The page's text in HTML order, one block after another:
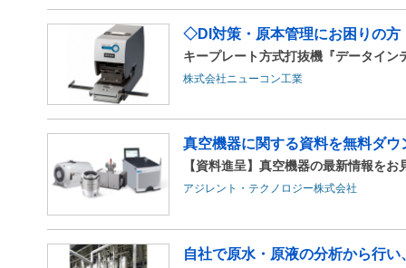
◇DI対策・原本管理にお困りの方
キープレート方式打抜機『デ
株式会社ニューコン工業
真空機器に関する資料を無料ダ
【資料進呈】真空機器の最新情報をお
アジレント・テクノロジー株式会社
自社で原水・原液の分析から行